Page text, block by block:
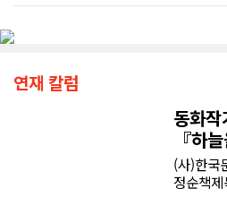
면할 때
은 막막
법률 안
게만 흘
마주하
연재 칼럼
동화
『하
(사)한국
정순책